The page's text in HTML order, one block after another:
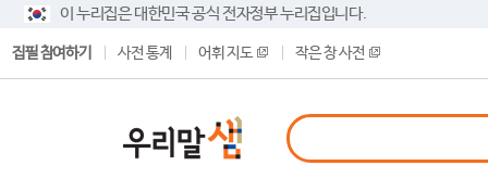
이 누리집은 대한민국 공식 전자정부 누리집입니다.
집필 참여하기 사전 통계 어휘 지도 작은 창 사전